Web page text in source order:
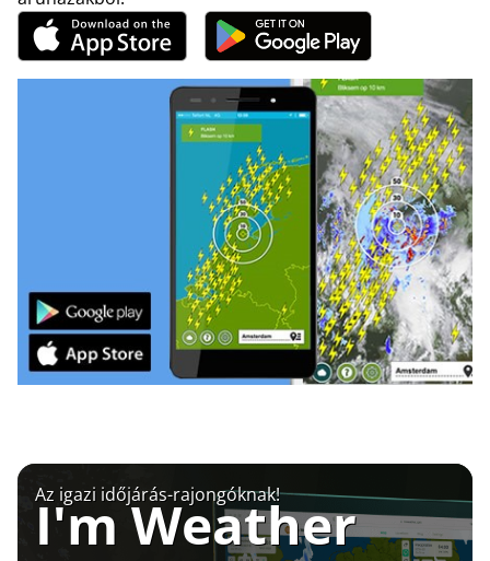
Az igazi időjárás-rajongóknak!
I'm Weather